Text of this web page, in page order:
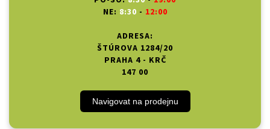
NE: 8:30 - 12:00
ADRESA:
ŠTÚROVA 1284/20
PRAHA 4 - KRČ
147 00
Navigovat na prodejnu